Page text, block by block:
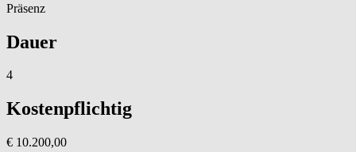
Präsenz
Dauer
4
Kostenpflichtig
€ 10.200,00